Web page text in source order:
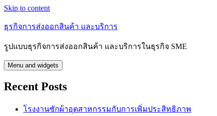
Skip to content
ธุรกิจการส่งออกสินค้า และบริการ
รูปแบบธุรกิจการส่งออกสินค้า และบริการในธุรกิจ SME
Menu and widgets
Recent Posts
โรงงานซักผ้าอุตสาหกรรมกับการเพิ่มประสิทธิภาพ